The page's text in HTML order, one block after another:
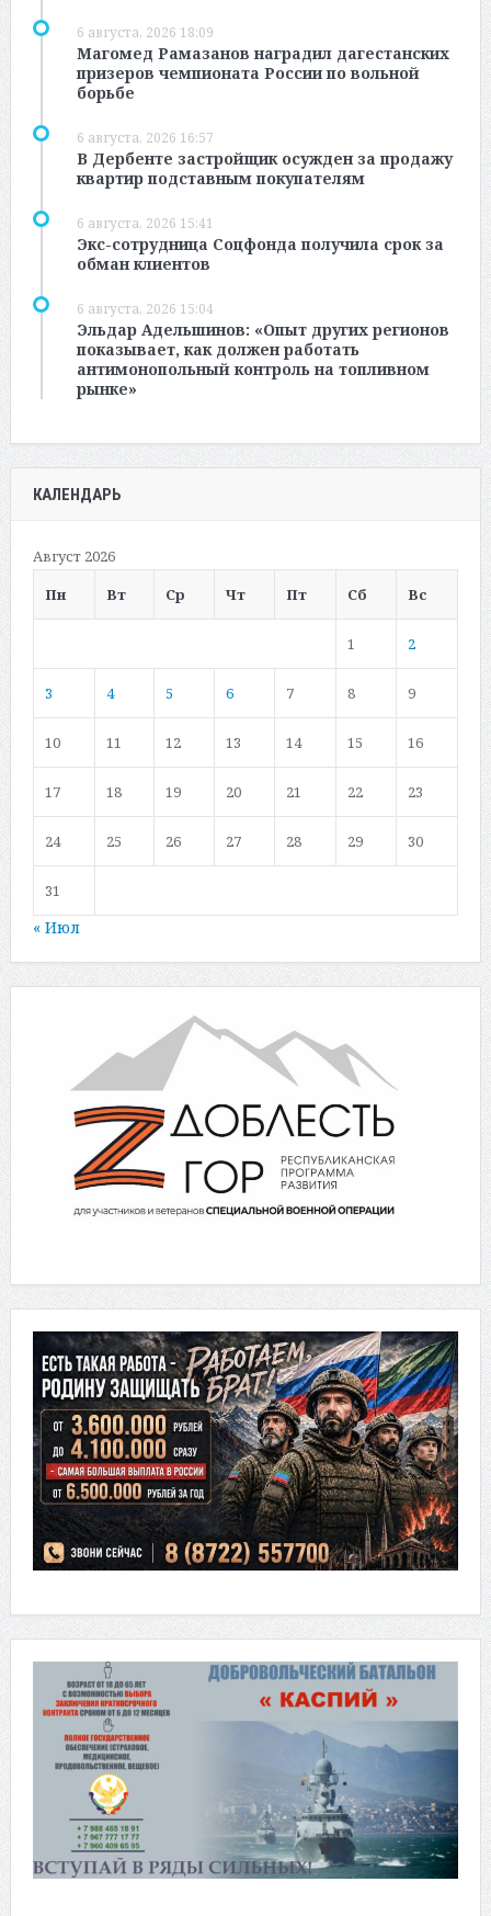
6 августа, 2026 18:09
Магомед Рамазанов наградил дагестанских
призеров чемпионата России по вольной
борьбе
6 августа, 2026 16:57
В Дербенте застройщик осужден за продажу
квартир подставным покупателям
6 августа, 2026 15:41
Экс-сотрудница Соцфонда получила срок за
обман клиентов
6 августа, 2026 15:04
Эльдар Адельшинов: «Опыт других регионов
показывает, как должен работать
антимонопольный контроль на топливном
рынке»
КАЛЕНДАРЬ
Август 2026
Пн
Вт Ср Чт Пт Сб Вс
1 2
3 4 5 6 7 8 9
10 11 12 13 14 15 16
17 18 19 20 21 22 23
24 25 26 27 28 29 30
31
« Июл